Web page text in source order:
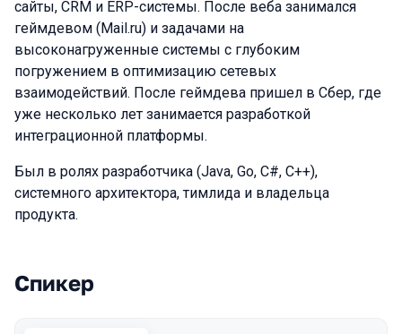
сайты, CRM и ERP-системы. После веба занимался
геймдевом (Mail.ru) и задачами на
высоконагруженные системы с глубоким
погружением в оптимизацию сетевых
взаимодействий. После геймдева пришел в Сбер, где
уже несколько лет занимается разработкой
интеграционной платформы.
Был в ролях разработчика (Java, Go, C#, C++),
системного архитектора, тимлида и владельца
продукта.
Выступления в сезоне 2022
Спикер